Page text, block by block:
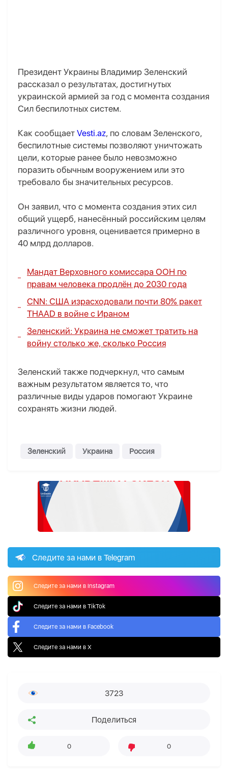
Президент Украины Владимир Зеленский
рассказал о результатах, достигнутых
украинской армией за год с момента создания
Сил беспилотных систем.
Как сообщает Vesti.az, по словам Зеленского,
беспилотные системы позволяют уничтожать
цели, которые ранее было невозможно
поразить обычным вооружением или это
требовало бы значительных ресурсов.
Он заявил, что с момента создания этих сил
общий ущерб, нанесённый российским целям
различного уровня, оценивается примерно в
40 млрд долларов.
Мандат Верховного комиссара ООН по
правам человека продлён до 2030 года
CNN: США израсходовали почти 80% ракет
THAAD в войне с Ираном
Зеленский: Украина не сможет тратить на
войну столько же, сколько Россия
Зеленский также подчеркнул, что самым
важным результатом является то, что
различные виды ударов помогают Украине
сохранять жизни людей.
Зеленский Украина Россия
Следите за нами в Telegram
Следите за нами в Instagram
Следите за нами в TikTok
Следите за нами в Facebook
Следите за нами в X
3723
Поделиться
0 0